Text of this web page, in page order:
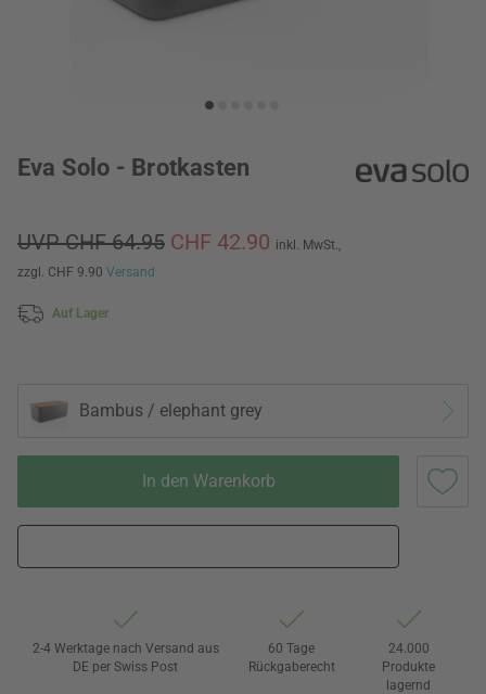
Eva Solo - Brotkasten
UVP CHF 64.95 CHF 42.90 inkl. MwSt.,
zzgl. CHF 9.90 Versand
Auf Lager
Bambus / elephant grey
In den Warenkorb
2-4 Werktage nach Versand aus
DE per Swiss Post
60 Tage
Rückgaberecht
24.000
Produkte
lagernd